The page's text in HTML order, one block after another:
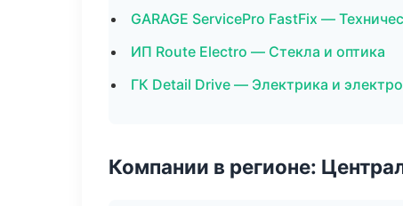
GARAGE ServicePro FastFix —
ИП Route Electro — Стекла и оптика
ГК Detail Drive — Электрика и
Компании в регионе: